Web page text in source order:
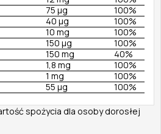
75 µg
100%
40 µg
100%
10 mg
100%
150 µg
100%
150 mg
40%
1,8 mg
100%
1 mg
100%
55 µg 100%
spożycia dla osoby dorosłej